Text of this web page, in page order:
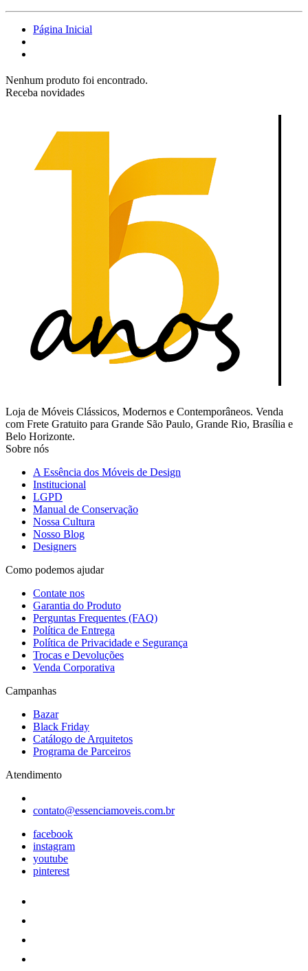
Página Inicial
Nenhum produto foi encontrado.
Receba novidades
Loja de Móveis Clássicos, Modernos e Contemporâneos. Venda
com Frete Gratuito para Grande São Paulo, Grande Rio, Brasília e
Belo Horizonte.
Sobre nós
A Essência dos Móveis de Design
Institucional
LGPD
Manual de Conservação
Nossa Cultura
Nosso Blog
Designers
Como podemos ajudar
Contate nos
Garantia do Produto
Perguntas Frequentes (FAQ)
Política de Entrega
Política de Privacidade e Segurança
Trocas e Devoluções
Venda Corporativa
Campanhas
Bazar
Black Friday
Catálogo de Arquitetos
Programa de Parceiros
Atendimento
contato@essenciamoveis.com.br
facebook
instagram
youtube
pinterest